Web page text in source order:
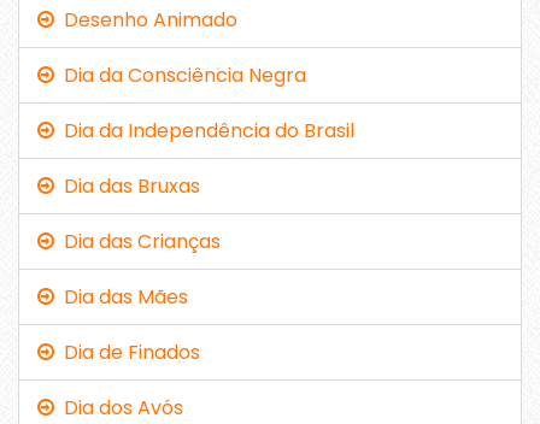
Desenho Animado
Dia da Consciência Negra
Dia da Independência do Brasil
Dia das Bruxas
Dia das Crianças
Dia das Mães
Dia de Finados
Dia dos Avós